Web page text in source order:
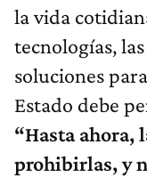
la vida
tecnologías,
soluciones
Estado debe
“Hasta ahora,
prohibirlas, y